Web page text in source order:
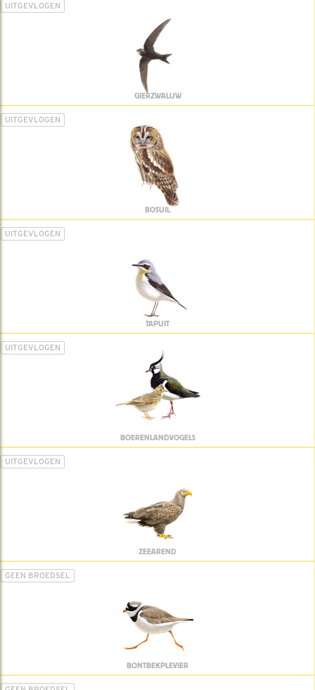
UITGEVLOGEN
GIERZWALUW
UITGEVLOGEN
BOSUIL
UITGEVLOGEN
TAPUIT
UITGEVLOGEN
BOERENLANDVOGELS
UITGEVLOGEN
ZEEAREND
GEEN BROEDSEL
BONTBEKPLEVIER